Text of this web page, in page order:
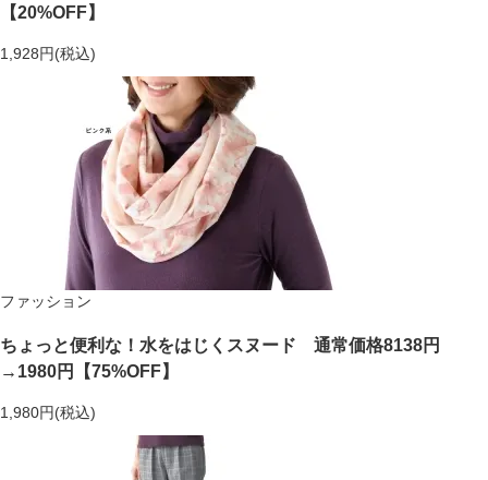
【20%OFF】
1,928円(税込)
ファッション
ちょっと便利な！水をはじくスヌード 通常価格8138円
→1980円【75%OFF】
1,980円(税込)